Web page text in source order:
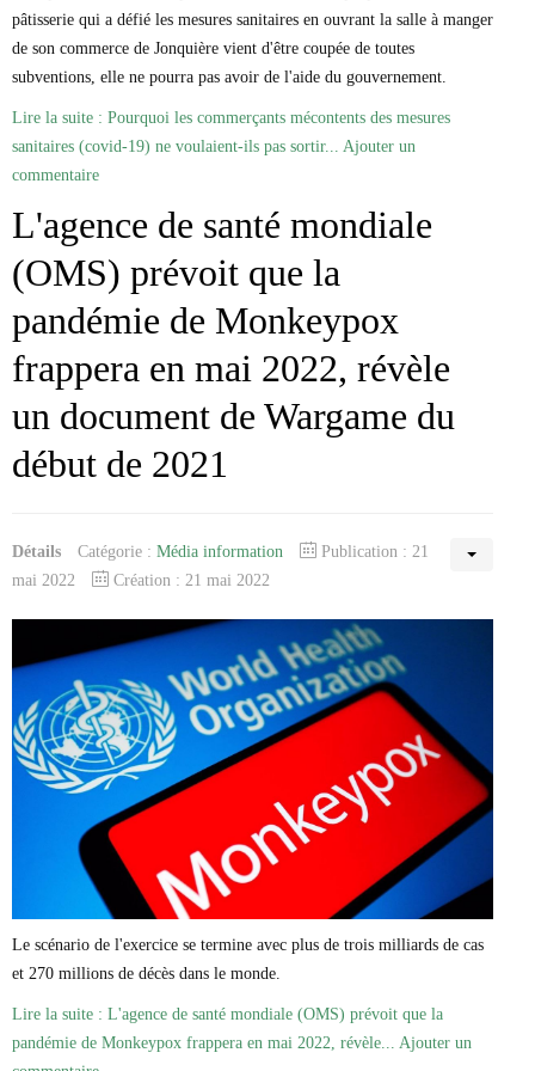
Marie-Eve Doyon
Mathieu Bock Côté
Nathalie Elgrably
Normand Lester
Philippe Léger
Remi Nadeau
Réjean Parent
Sophie Durocher
Véronyque Tremblay
pâtisserie qui a défié les mesures sanitaires en ouvrant la salle à manger
de son commerce de Jonquière vient d'être coupée de toutes
subventions, elle ne pourra pas avoir de l'aide du gouvernement.
Lire la suite : Pourquoi les commerçants mécontents des mesures
sanitaires (covid-19) ne voulaient-ils pas sortir... Ajouter un
commentaire
L'agence de santé mondiale
(OMS) prévoit que la
pandémie de Monkeypox
frappera en mai 2022, révèle
un document de Wargame du
début de 2021
Détails Catégorie : Média information
Publication : 21
mai 2022
Création : 21 mai 2022
Le scénario de l'exercice se termine avec plus de trois milliards de cas
et 270 millions de décès dans le monde.
Lire la suite : L'agence de santé mondiale (OMS) prévoit que la
pandémie de Monkeypox frappera en mai 2022, révèle...
Ajouter un